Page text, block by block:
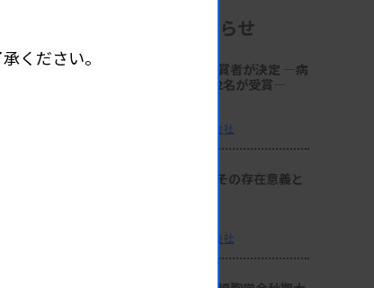
企業からのお知らせ
第18回「サクラ病理技術賞」受賞者が決定 ―病
理技術の発展と伝承に貢献する2名が受賞―
サクラファインテックジャパン株式会社
座談会：『サクラ病理技術賞』その存在意義と
サクラファインテックジャパン株式会社
ください。